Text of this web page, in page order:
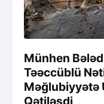
Münhen
Təəccüblü
Məğlubiyyətə
Qətiləşdi